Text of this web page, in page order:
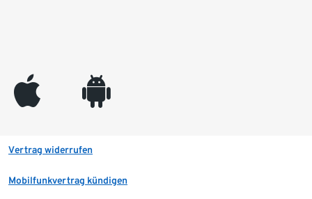
appleinc android
Vertrag widerrufen
Mobilfunkvertrag kündigen